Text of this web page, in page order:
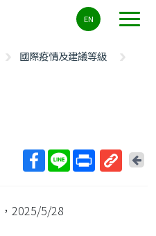
EN
國際疫情及建議等級
回
，2025/5/28